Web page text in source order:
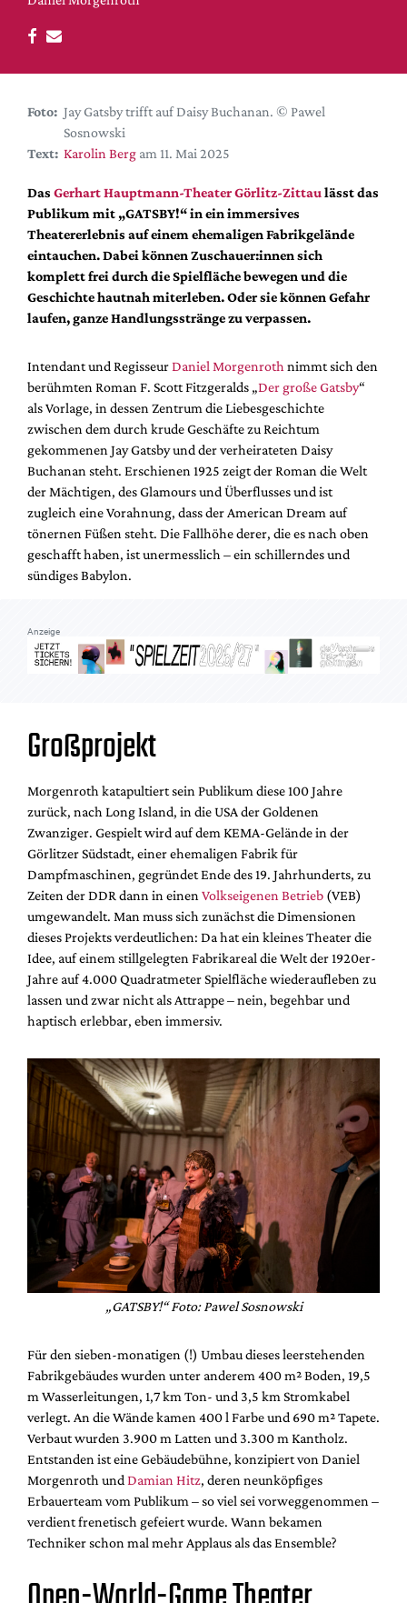
DdB-map
Kalender
Premierensuche
Festival-Planer
Hefte
Alle Hefte
Leseproben
Podcast
Service
Shop / Abo
Newsletter
Autor:innen
Partner
Mediadaten
Suche
Foto: Jay Gatsby trifft auf Daisy Buchanan. © Pawel
Sosnowski
Text: Karolin Berg am 11. Mai 2025
Das Gerhart Hauptmann-Theater Görlitz-Zittaulässt das
Publikum mit „GATSBY!“ in ein immersives
Theatererlebnis auf einem ehemaligen Fabrikgelände
eintauchen. Dabei können Zuschauer:innen sich
komplett frei durch die Spielfläche bewegen und die
Geschichte hautnah miterleben. Oder sie können Gefahr
laufen, ganze Handlungsstränge zu verpassen.
Intendant und RegisseurDaniel Morgenroth nimmt sich den
berühmten Roman F. Scott Fitzgeralds „Der große Gatsby“
als Vorlage, in dessen Zentrum die Liebesgeschichte
zwischen dem durch krude Geschäfte zu Reichtum
gekommenen Jay Gatsby und der verheirateten Daisy
Buchanan steht. Erschienen 1925 zeigt der Roman die Welt
der Mächtigen, des Glamours und Überflusses und ist
zugleich eine Vorahnung, dass der American Dream auf
tönernen Füßen steht. Die Fallhöhe derer, die es nach oben
geschafft haben, ist unermesslich – ein schillerndes und
sündiges Babylon.
Anzeige
Großprojekt
Morgenroth katapultiert sein Publikum diese 100 Jahre
zurück, nach Long Island, in die USA der Goldenen
Zwanziger. Gespielt wird auf dem KEMA-Gelände in der
Görlitzer Südstadt, einer ehemaligen Fabrik für
Dampfmaschinen, gegründet Ende des 19. Jahrhunderts, zu
Zeiten der DDR dann in einen Volkseigenen Betrieb (VEB)
umgewandelt. Man muss sich zunächst die Dimensionen
dieses Projekts verdeutlichen: Da hat ein kleines Theater die
Idee, auf einem stillgelegten Fabrikareal die Welt der 1920er-
Jahre auf 4.000 Quadratmeter Spielfläche wiederaufleben zu
lassen und zwar nicht als Attrappe – nein, begehbar und
haptisch erlebbar, eben immersiv.
„GATSBY!“ Foto: Pawel Sosnowski
Für den sieben-monatigen (!) Umbau dieses leerstehenden
Fabrikgebäudes wurden unter anderem 400 m² Boden, 19,5
m Wasserleitungen, 1,7 km Ton- und 3,5 km Stromkabel
verlegt. An die Wände kamen 400 l Farbe und 690 m² Tapete.
Verbaut wurden 3.900 m Latten und 3.300 m Kantholz.
Entstanden ist eine Gebäudebühne, konzipiert von Daniel
Morgenroth und Damian Hitz, deren neunköpfiges
Erbauerteam vom Publikum – so viel sei vorweggenommen –
verdient frenetisch gefeiert wurde. Wann bekamen
Techniker schon mal mehr Applaus als das Ensemble?